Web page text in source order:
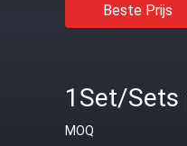
Beste Prijs
1Set/Sets
MOQ